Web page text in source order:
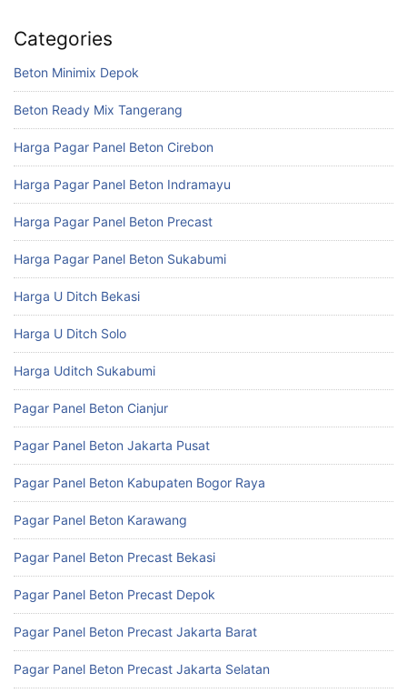
Categories
Beton Minimix Depok
Beton Ready Mix Tangerang
Harga Pagar Panel Beton Cirebon
Harga Pagar Panel Beton Indramayu
Harga Pagar Panel Beton Precast
Harga Pagar Panel Beton Sukabumi
Harga U Ditch Bekasi
Harga U Ditch Solo
Harga Uditch Sukabumi
Pagar Panel Beton Cianjur
Pagar Panel Beton Jakarta Pusat
Pagar Panel Beton Kabupaten Bogor Raya
Pagar Panel Beton Karawang
Pagar Panel Beton Precast Bekasi
Pagar Panel Beton Precast Depok
Pagar Panel Beton Precast Jakarta Barat
Pagar Panel Beton Precast Jakarta Selatan